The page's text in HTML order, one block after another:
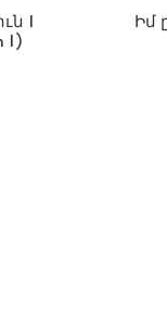
1
1)
Իմ